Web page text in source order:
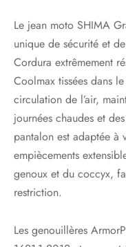
Le jean moto SHIMA
unique de sécurité et
Cordura extrêmement
Coolmax tissées dans
circulation de l’air,
journées chaudes et
pantalon est adaptée à
empiècements
genoux et du coccyx,
restriction.
Les genouillères